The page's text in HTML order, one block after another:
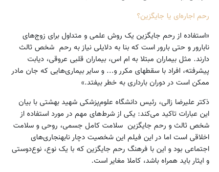
رحم اجاره‌ای یا جایگزین؟
«استفاده از رحم جایگزین یک روش علمی و متداول برای زوج‌های
نابارور و حتی بارور است که بنا به دلایلی نیاز به رحم شخص ثالث ‌
دارند. مثل بیماران مبتلا به ‌ام اس، بیماران قلبی عروقی، دیابت
پیشرفته، افراد با سقطهای مکرر و... و سایر بیماری‌هایی که جان مادر
ممکن است در دوران بارداری به خطر بیفتد.»
ذکتر علیرضا زالی، رئیس دانشگاه علوم‌پزشکی شهید بهشتی با بیان
این عبارات تاکید می‌کند: یکی از شرط‌های مهم در مورد استفاده از
شخص ثالث و رحم جایگزین سلامت کامل جسمی، روحی و سلامت
اخلاقی است اما در این فیلم این شخصیت دچار نابهنجاری‌های
اجتماعی بود و این با فرهنگ رحم جایگزین که با یک نوع، نوع‌دوستی
و ایثار باید همراه باشد، کاملا مغایر است.